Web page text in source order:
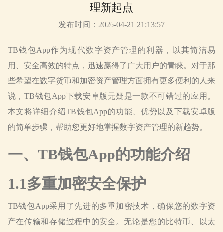
理新起点
发布时间：2026-04-21 21:13:57
TB钱包App作为现代数字资产管理的利器，以其简洁易
用、安全高效的特点，迅速赢得了广大用户的青睐。对于那
些希望在数字货币和加密资产管理方面拥有更多便利的人来
说，TB钱包App下载安卓版无疑是一款不可错过的应用。
本文将详细介绍TB钱包App的功能、优势以及下载安卓版
的简单步骤，帮助您更好地掌握数字资产管理的新趋势。
一、TB钱包App的功能介绍
1.1多重加密安全保护
TB钱包App采用了先进的多重加密技术，确保您的数字资
产在传输和存储过程中的安全。无论是您的比特币、以太